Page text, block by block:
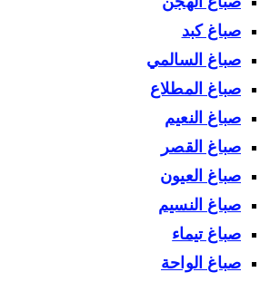
صباغ كبد
صباغ السالمي
صباغ المطلاع
صباغ النعيم
صباغ القصر
صباغ العيون
صباغ النسيم
صباغ تيماء
صباغ الواحة